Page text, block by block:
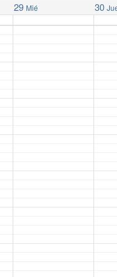
29 Mié 30